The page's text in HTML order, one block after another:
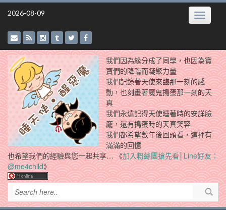
Skip
2026-08-09 Toggle
我們因為緣分成了同學，也因為寶
寶們的降臨而凝聚力量
我們記錄著天使來臨那一刻的感
動，也刻畫著魔鬼搗蛋那一刻的天
真
我們永遠記得天使睡著時的安詳臉
龐，還有搗蛋時的天真笑容
我們都希望數年後回頭看，這裡有
滿滿的回憶
也希望我們的經驗與您一起共享… 《加入粉絲團搶先看│Line好友：
@me4child》